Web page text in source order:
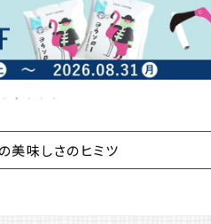
美味しさのヒミツ